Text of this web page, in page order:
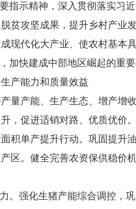
指示精神，深入贯彻落实习
贫攻坚成果，提升乡村产业
现代化大产业、使农村基本
加快建成中部地区崛起的重
产能力和质量效益
产能、生产生态、增产增
，促进适销对路、优质优价
积单产提升行动。巩固提升
区。健全完善农资保供稳价
强化生猪产能综合调控，巩